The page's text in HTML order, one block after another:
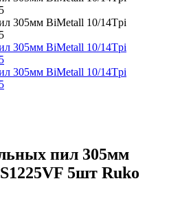
пил 305мм
5шт Ruko